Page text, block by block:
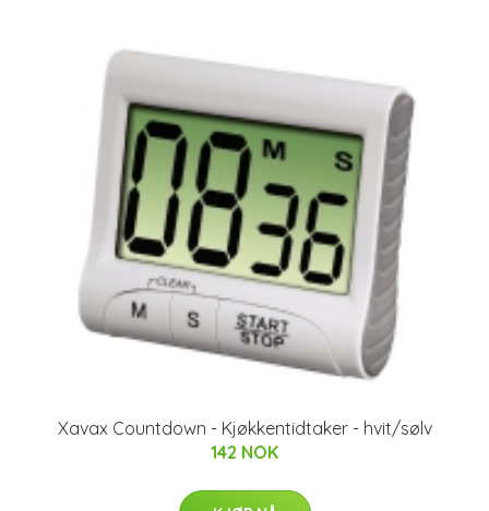
Xavax Countdown - Kjøkkentidtaker - hvit/sølv
142 NOK